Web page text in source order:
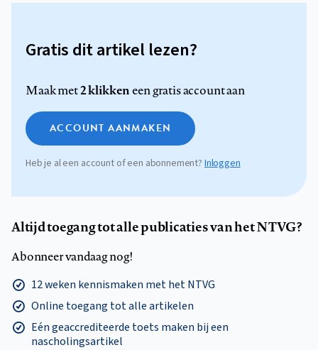
Gratis dit artikel lezen?
Maak met2 klikkeneen gratis account aan
ACCOUNT AANMAKEN
Heb je al een account of een abonnement? Inloggen
Altijd toegang tot alle publicaties van het NTVG?
Abonneer vandaag nog!
12 weken kennismaken met het NTVG
Online toegang tot alle artikelen
Eén geaccrediteerde toets maken bij een
nascholingsartikel